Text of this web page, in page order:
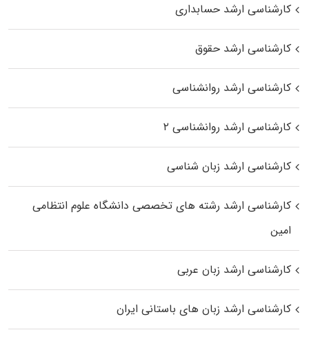
کارشناسی ارشد حسابداری
کارشناسی ارشد حقوق
کارشناسی ارشد روانشناسی
کارشناسی ارشد روانشناسی ۲
کارشناسی ارشد زبان شناسی
کارشناسی ارشد رﺷﺘﻪ ﻫﺎی تخصصی داﻧﺸﮕﺎه ﻋﻠﻮم انتظامی
اﻣﻴﻦ
کارشناسی ارشد زبان عربی
کارشناسی ارشد زبان‌ های باستانی ایران